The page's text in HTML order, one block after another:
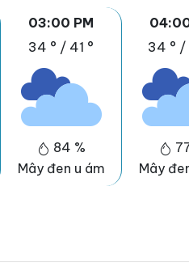
03:00 PM
34 ° / 41 °
84 %
Mây đen u ám
34 ° /
Mây